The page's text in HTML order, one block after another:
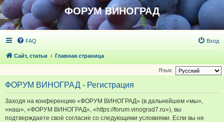
ФОРУМ ВИНОГРАД
FAQ Вход
Сайт, статьи Главная страница
Язык:
ФОРУМ ВИНОГРАД - Регистрация
Заходя на конференцию «ФОРУМ ВИНОГРАД» (в дальнейшем «мы»,
«наш», «ФОРУМ ВИНОГРАД», «https://forum.vinograd7.ru»), вы
подтверждаете своё согласие со следующими условиями. Если вы не